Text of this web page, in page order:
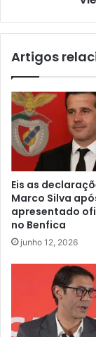
Artigos
Eis as
Marco Silva
apresentado
no Benfica
junho 12, 2026